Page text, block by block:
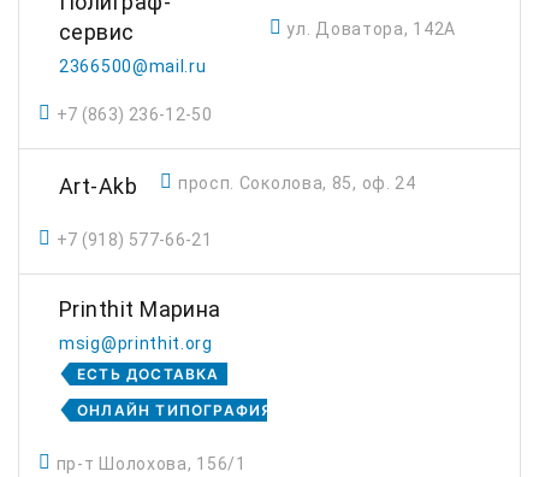
сервис
2366500@mail.ru
ул. Доватора, 142А
+7 (863) 236-12-50
Art-Akb просп. Соколова, 85, оф. 24
+7 (918) 577-66-21
Printhit Марина
msig@printhit.org
ЕСТЬ ДОСТАВКА
ОНЛАЙН ТИПОГРАФИЯ
пр-т Шолохова, 156/1